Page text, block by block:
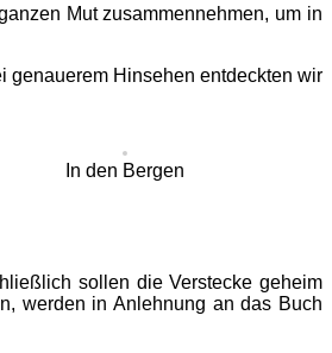
Mut zusammennehmen, um in
genauerem Hinsehen entdeckten wir
In den Bergen
sollen die Verstecke geheim
werden in Anlehnung an das Buch